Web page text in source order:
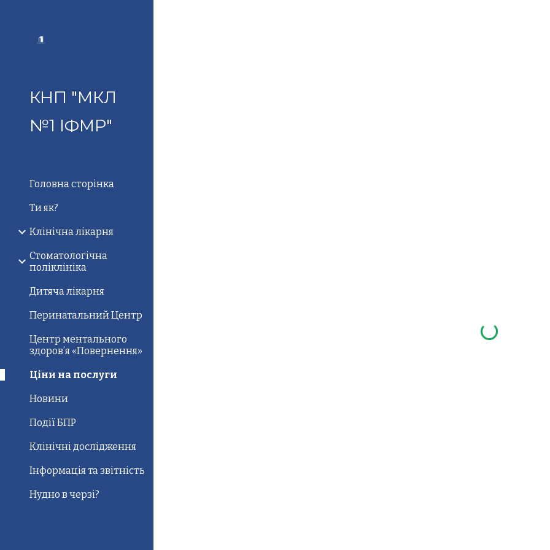
КНП "МКЛ
№1 ІФМР"
Головна сторінка
Ти як?
Клінічна лікарня
Стоматологічна
поліклініка
Дитяча лікарня
Перинатальний Центр
Центр ментального
здоров’я «Повернення»
Ціни на послуги
Новини
Події БПР
Клінічні дослідження
Інформація та звітність
Нудно в черзі?